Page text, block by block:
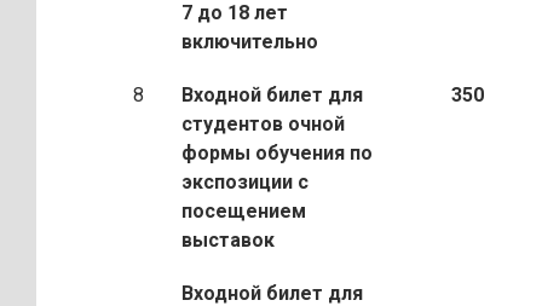
7 до 18 лет
включительно
8
Входной билет для
студентов очной
формы обучения по
экспозиции с
посещением
выставок
Входной билет для
350